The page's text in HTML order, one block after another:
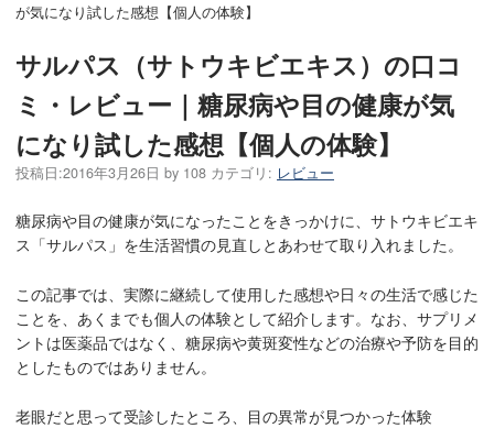
が気になり試した感想【個人の体験】
サルパス（サトウキビエキス）の口コ
ミ・レビュー｜糖尿病や目の健康が気
になり試した感想【個人の体験】
投稿日:2016年3月26日 by 108 カテゴリ: レビュー
糖尿病や目の健康が気になったことをきっかけに、サトウキビエキ
ス「サルパス」を生活習慣の見直しとあわせて取り入れました。
この記事では、実際に継続して使用した感想や日々の生活で感じた
ことを、あくまでも個人の体験として紹介します。なお、サプリメ
ントは医薬品ではなく、糖尿病や黄斑変性などの治療や予防を目的
としたものではありません。
老眼だと思って受診したところ、目の異常が見つかった体験